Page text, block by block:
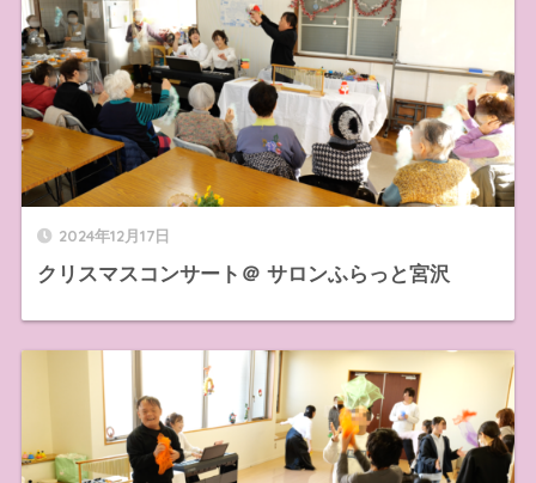
2024年12月17日
クリスマスコンサート＠ サロンふらっと宮沢